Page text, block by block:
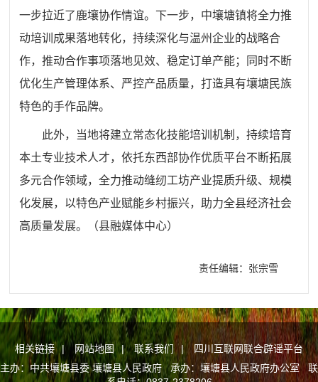
一步拉近了鹿壤协作情谊。下一步，中壤塘镇将全力推
动培训成果落地转化，持续深化与温州企业的战略合
作，推动合作事项落地见效、稳定订单产能；同时不断
优化生产管理体系、严控产品质量，打造具有壤塘民族
特色的手作品牌。
此外，当地将建立常态化技能培训机制，持续培育
本土专业技术人才，依托东西部协作优质平台不断拓展
多元合作领域，全力推动缝纫工坊产业提质升级、规模
化发展，以特色产业赋能乡村振兴，助力全县经济社会
高质量发展。（县融媒体中心）
责任编辑：张宗雪
相关链接 | 网站地图 | 联系我们 |
四川互联网联合辟谣平台
主办：中共壤塘县委 壤塘县人民政府 承办：壤塘县人民政府办公室 联